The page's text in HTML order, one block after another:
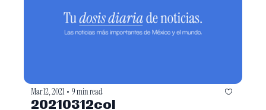
Mar 12, 2021 • 9 min read
20210312col